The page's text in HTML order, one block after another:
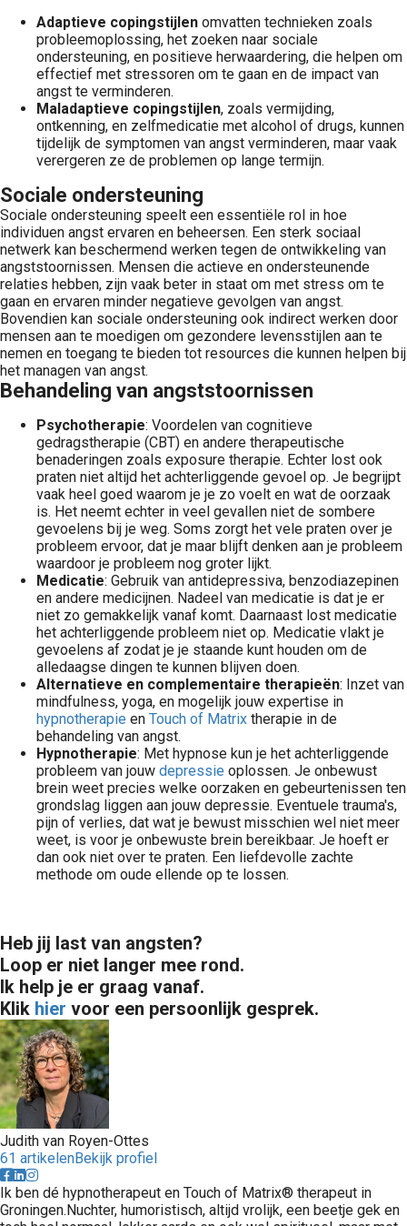
Adaptieve copingstijlen omvatten technieken zoals
probleemoplossing, het zoeken naar sociale
ondersteuning, en positieve herwaardering, die helpen om
effectief met stressoren om te gaan en de impact van
angst te verminderen.
Maladaptieve copingstijlen, zoals vermijding,
ontkenning, en zelfmedicatie met alcohol of drugs, kunnen
tijdelijk de symptomen van angst verminderen, maar vaak
verergeren ze de problemen op lange termijn.
Sociale ondersteuning
Sociale ondersteuning speelt een essentiële rol in hoe
individuen angst ervaren en beheersen. Een sterk sociaal
netwerk kan beschermend werken tegen de ontwikkeling van
angststoornissen. Mensen die actieve en ondersteunende
relaties hebben, zijn vaak beter in staat om met stress om te
gaan en ervaren minder negatieve gevolgen van angst.
Bovendien kan sociale ondersteuning ook indirect werken door
mensen aan te moedigen om gezondere levensstijlen aan te
nemen en toegang te bieden tot resources die kunnen helpen bij
het managen van angst.
Behandeling van angststoornissen
Psychotherapie: Voordelen van cognitieve
gedragstherapie (CBT) en andere therapeutische
benaderingen zoals exposure therapie. Echter lost ook
praten niet altijd het achterliggende gevoel op. Je begrijpt
vaak heel goed waarom je je zo voelt en wat de oorzaak
is. Het neemt echter in veel gevallen niet de sombere
gevoelens bij je weg. Soms zorgt het vele praten over je
probleem ervoor, dat je maar blijft denken aan je probleem
waardoor je probleem nog groter lijkt.
Medicatie: Gebruik van antidepressiva, benzodiazepinen
en andere medicijnen. Nadeel van medicatie is dat je er
niet zo gemakkelijk vanaf komt. Daarnaast lost medicatie
het achterliggende probleem niet op. Medicatie vlakt je
gevoelens af zodat je je staande kunt houden om de
alledaagse dingen te kunnen blijven doen.
Alternatieve en complementaire therapieën: Inzet van
mindfulness, yoga, en mogelijk jouw expertise in
hypnotherapie en Touch of Matrix therapie in de
behandeling van angst.
Hypnotherapie: Met hypnose kun je het achterliggende
probleem van jouw depressie oplossen. Je onbewust
brein weet precies welke oorzaken en gebeurtenissen ten
grondslag liggen aan jouw depressie. Eventuele trauma's,
pijn of verlies, dat wat je bewust misschien wel niet meer
weet, is voor je onbewuste brein bereikbaar. Je hoeft er
dan ook niet over te praten. Een liefdevolle zachte
methode om oude ellende op te lossen.
Heb jij last van angsten?
Loop er niet langer mee rond.
Ik help je er graag vanaf.
Klik hier voor een persoonlijk gesprek.
Judith van Royen-Ottes
61 artikelenBekijk profiel
Ik ben dé hypnotherapeut en Touch of Matrix® therapeut in
Groningen.Nuchter, humoristisch, altijd vrolijk, een beetje gek en